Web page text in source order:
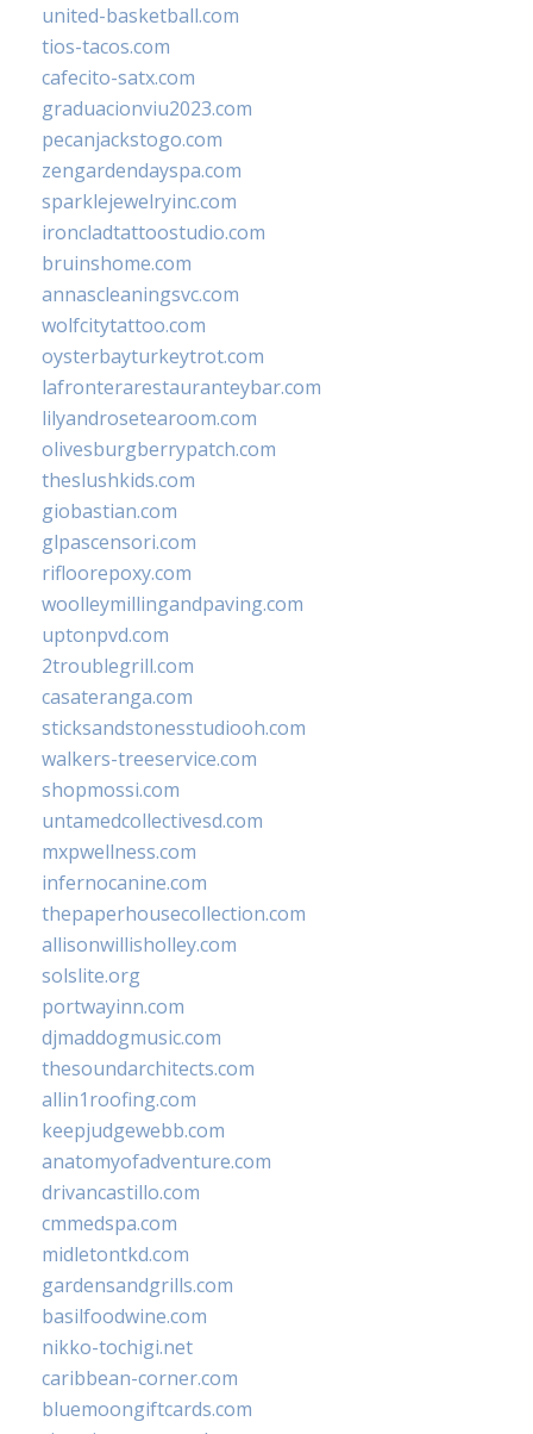
united-basketball.com
tios-tacos.com
cafecito-satx.com
graduacionviu2023.com
pecanjackstogo.com
zengardendayspa.com
sparklejewelryinc.com
ironcladtattoostudio.com
bruinshome.com
annascleaningsvc.com
wolfcitytattoo.com
oysterbayturkeytrot.com
lafronterarestauranteybar.com
lilyandrosetearoom.com
olivesburgberrypatch.com
theslushkids.com
giobastian.com
glpascensori.com
rifloorepoxy.com
woolleymillingandpaving.com
uptonpvd.com
2troublegrill.com
casateranga.com
sticksandstonesstudiooh.com
walkers-treeservice.com
shopmossi.com
untamedcollectivesd.com
mxpwellness.com
infernocanine.com
thepaperhousecollection.com
allisonwillisholley.com
solslite.org
portwayinn.com
djmaddogmusic.com
thesoundarchitects.com
allin1roofing.com
keepjudgewebb.com
anatomyofadventure.com
drivancastillo.com
cmmedspa.com
midletontkd.com
gardensandgrills.com
basilfoodwine.com
nikko-tochigi.net
caribbean-corner.com
bluemoongiftcards.com